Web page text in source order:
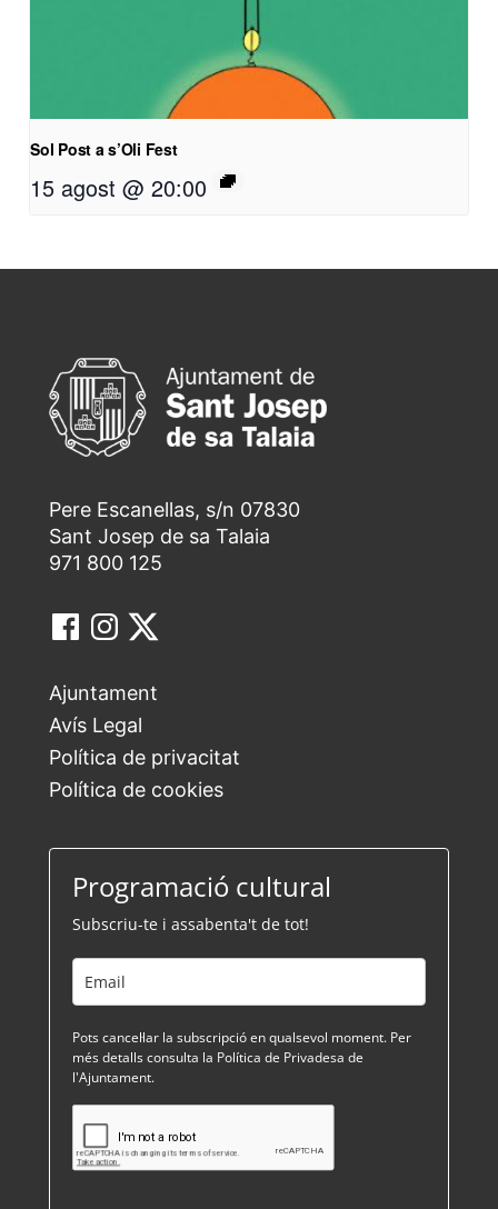
Sol Post a s’Oli Fest
15 agost @ 20:00
Pere Escanellas, s/n 07830
Sant Josep de sa Talaia
971 800 125
Ajuntament
Avís Legal
Política de privacitat
Política de cookies
Programació cultural
Subscriu-te i assabenta't de tot!
Pots cancel·lar la subscripció en qualsevol moment. Per
més detalls consulta la Política de Privadesa de
l'Ajuntament.